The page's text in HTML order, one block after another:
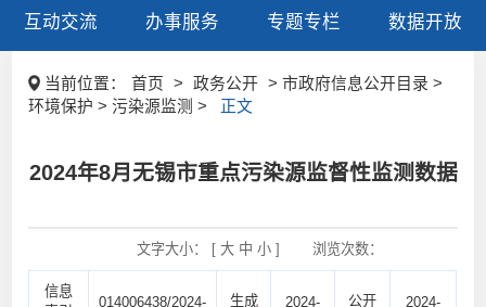
互动交流 办事服务 专题专栏 数据开放
当前位置： 首页 > 政务公开
> 市政府信息公开目录 >
环境保护 > 污染源监测 >
正文
2024年8月无锡市重点污染源监督性监测数据
文字大小： [ 大 中 小] 浏览次数：
信息
014006438/2024-
生成
2024-
公开
2024-